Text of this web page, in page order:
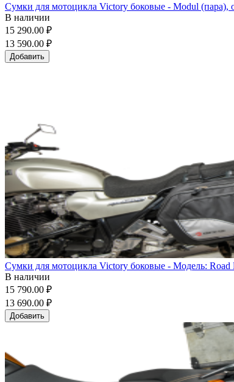
Сумки для мотоцикла Victory боковые - Modul (пара),
В наличии
15 290.00 ₽
13 590.00 ₽
Добавить
Сумки для мотоцикла Victory боковые - Модель: Road
В наличии
15 790.00 ₽
13 690.00 ₽
Добавить